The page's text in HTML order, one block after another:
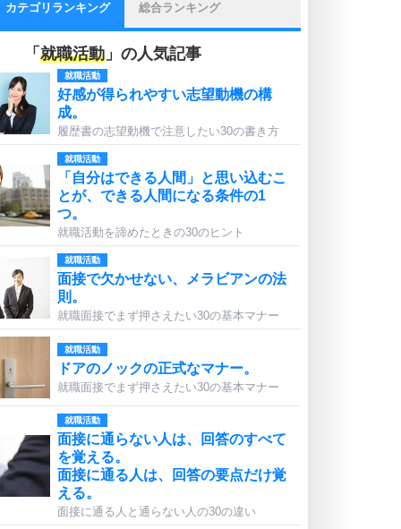
カテゴリランキング 総合ランキング
「 就職活動 」の人気記事
就職活動
好感が得られやすい志望動機の構
成。
履歴書の志望動機で注意したい30の書き方
就職活動
「自分はできる人間」と思い込むこ
とが、できる人間になる条件の1
つ。
就職活動を諦めたときの30のヒント
就職活動
面接で欠かせない、メラビアンの法
則。
就職面接でまず押さえたい30の基本マナー
就職活動
ドアのノックの正式なマナー。
就職面接でまず押さえたい30の基本マナー
就職活動
面接に通らない人は、回答のすべて
を覚える。
面接に通る人は、回答の要点だけ覚
える。
面接に通る人と通らない人の30の違い